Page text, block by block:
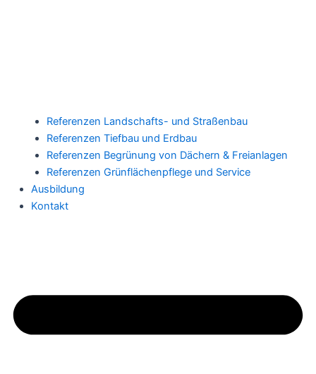
Referenzen Landschafts- und Straßenbau
Referenzen Tiefbau und Erdbau
Referenzen Begrünung von Dächern & Freianlagen
Referenzen Grünflächenpflege und Service
Ausbildung
Kontakt